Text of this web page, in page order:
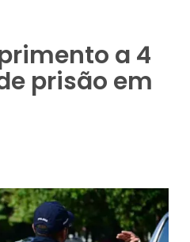
a 4
prisão em